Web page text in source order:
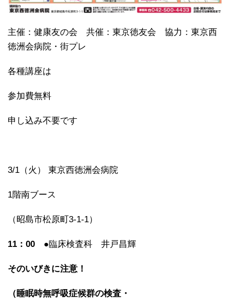
主催：健康友の会 共催：東京徳友会 協力：東京西
徳洲会病院・街プレ
各種講座は
参加費無料
申し込み不要です
3/1（火） 東京西徳洲会病院
1階南ブース
（昭島市松原町3-1-1）
11 ：00 ●臨床検査科 井戸昌輝
そのいびきに注意！
（睡眠時無呼吸症候群の検査・